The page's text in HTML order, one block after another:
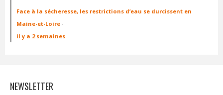
Face à la sécheresse, les restrictions d’eau se durcissent en
Maine-et-Loire ·
il y a 2 semaines
NEWSLETTER